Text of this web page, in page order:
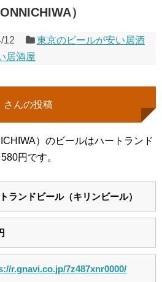
）
12
東京のビールが安い居酒
居酒屋
さんの投稿
）のビールはハートランド
円です。
ランドビール（キリンビール）
r.gnavi.co.jp/7z487xnr0000/